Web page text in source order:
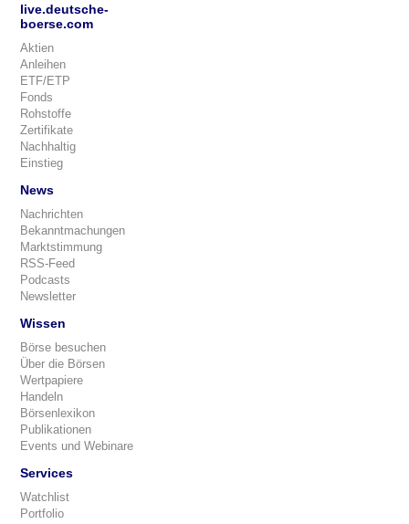
live.deutsche-
boerse.com
Aktien
Anleihen
ETF/ETP
Fonds
Rohstoffe
Zertifikate
Nachhaltig
Einstieg
News
Nachrichten
Bekanntmachungen
Marktstimmung
RSS-Feed
Podcasts
Newsletter
Wissen
Börse besuchen
Über die Börsen
Wertpapiere
Handeln
Börsenlexikon
Publikationen
Events und Webinare
Services
Watchlist
Portfolio